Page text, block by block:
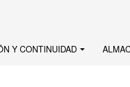
Y CONTINUIDAD